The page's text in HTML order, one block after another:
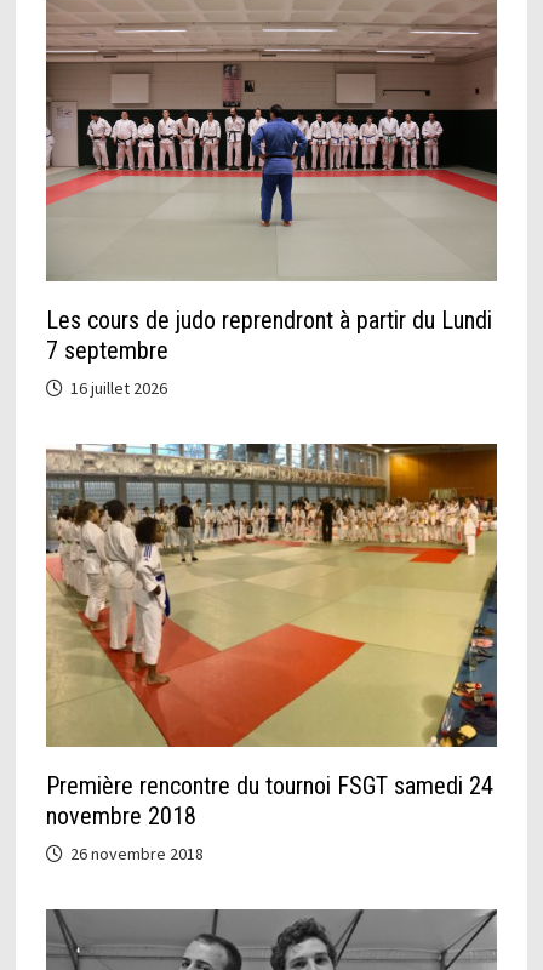
Les cours de judo reprendront à partir du Lundi
7 septembre
16 juillet 2026
Première rencontre du tournoi FSGT samedi 24
novembre 2018
26 novembre 2018